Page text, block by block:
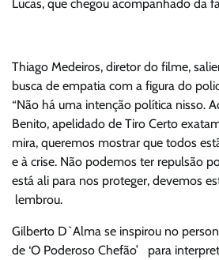
Lucas, que chegou acompanhado da
Thiago Medeiros, diretor do filme,
busca de empatia com a figura do
“Não há uma intenção política nisso.
Benito, apelidado de Tiro Certo
mira, queremos mostrar que todos
e à crise. Não podemos ter repulsão
está ali para nos proteger, devemos
lembrou.
Gilberto D`Alma se inspirou no
de ‘O Poderoso Chefão’ para